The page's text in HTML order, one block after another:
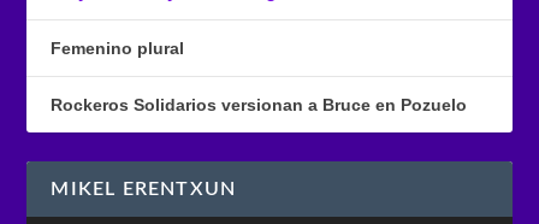
Femenino plural
Rockeros Solidarios versionan a Bruce en Pozuelo
MIKEL ERENTXUN